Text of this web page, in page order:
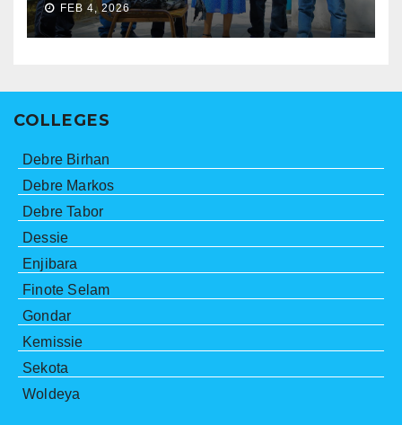
FEB 4, 2026
COLLEGES
Debre Birhan
Debre Markos
Debre Tabor
Dessie
Enjibara
Finote Selam
Gondar
Kemissie
Sekota
Woldeya